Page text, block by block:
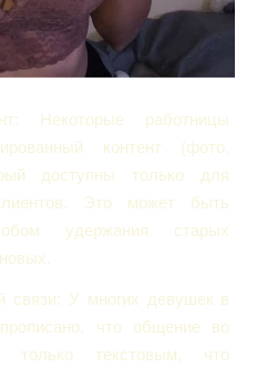
Некоторые работницы
контент (фото,
доступны только для
Это может быть
удержания старых
связи: У многих девушек в
что общение во
текстовым, что